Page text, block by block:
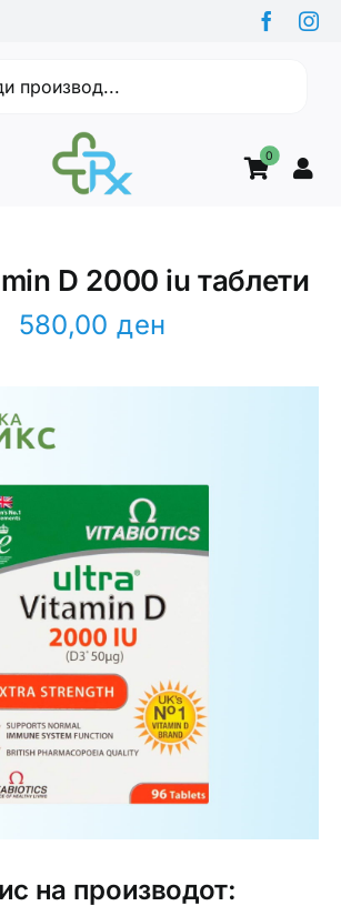
0
D 2000 iu таблети
580,00ден
на производот: